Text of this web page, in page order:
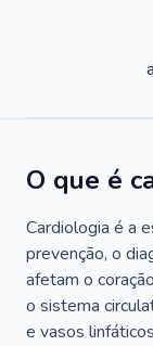
O que é
Cardiologia é a
prevenção, o
afetam o
o sistema
e vasos